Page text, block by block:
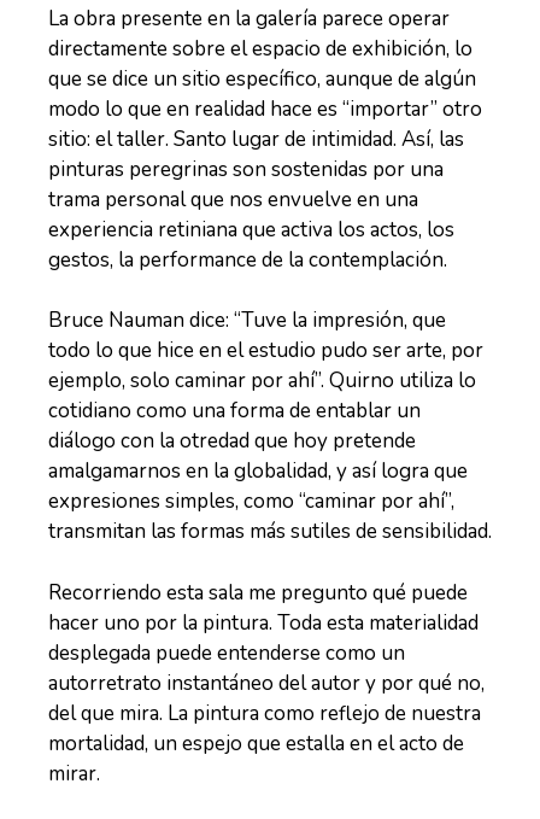
La obra presente en la galería parece operar
directamente sobre el espacio de exhibición, lo
que se dice un sitio específico, aunque de algún
modo lo que en realidad hace es “importar” otro
sitio: el taller. Santo lugar de intimidad. Así, las
pinturas peregrinas son sostenidas por una
trama personal que nos envuelve en una
experiencia retiniana que activa los actos, los
gestos, la performance de la contemplación.
Bruce Nauman dice: “Tuve la impresión, que
todo lo que hice en el estudio pudo ser arte, por
ejemplo, solo caminar por ahí”. Quirno utiliza lo
cotidiano como una forma de entablar un
diálogo con la otredad que hoy pretende
amalgamarnos en la globalidad, y así logra que
expresiones simples, como “caminar por ahí”,
transmitan las formas más sutiles de sensibilidad.
Recorriendo esta sala me pregunto qué puede
hacer uno por la pintura. Toda esta materialidad
desplegada puede entenderse como un
autorretrato instantáneo del autor y por qué no,
del que mira. La pintura como reflejo de nuestra
mortalidad, un espejo que estalla en el acto de
mirar.